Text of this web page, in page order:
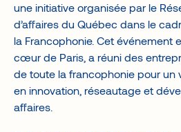
une initiative organisée par le
d’affaires du Québec dans le
la Francophonie. Cet événement
cœur de Paris, a réuni des
de toute la francophonie pour un
en innovation, réseautage et
affaires.